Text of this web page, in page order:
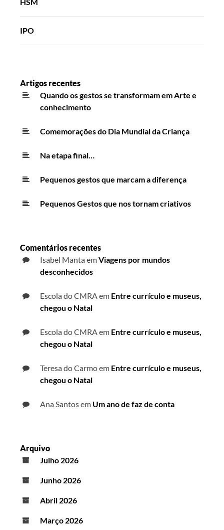
IPO
Artigos recentes
Quando os gestos se transformam em Arte e
conhecimento
Comemorações do Dia Mundial da Criança
Na etapa final…
Pequenos gestos que marcam a diferença
Pequenos Gestos que nos tornam criativos
Comentários recentes
Isabel MantaemViagens por mundos
desconhecidos
Escola do CMRA em Entre currículo e museus,
chegou o Natal
Escola do CMRA em Entre currículo e museus,
chegou o Natal
Teresa do Carmoem Entre currículo e museus,
chegou o Natal
Ana Santosem Um ano de faz de conta
Arquivo
Julho 2026
Junho 2026
Abril 2026
Março 2026